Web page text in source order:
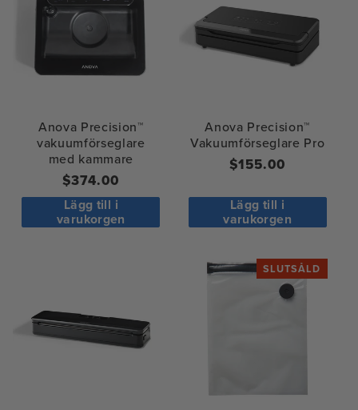
Anova Precision™
vakuumförseglare
med kammare
Ordinarie
pris
$374.00
Lägg till i
varukorgen
Anova Precision™
Vakuumförseglare Pro
Regular
$155.00
Lägg till i
varukorgen
SLUTSÅLD